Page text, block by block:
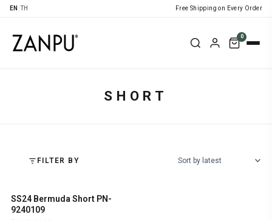
EN TH Free Shipping on Every Order
0
SHORT
FILTER BY
-80% SHOP NOW
SS24 Bermuda Short PN-
9240109